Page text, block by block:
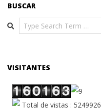
BUSCAR
Search
VISITANTES
Total de vistas : 5249926